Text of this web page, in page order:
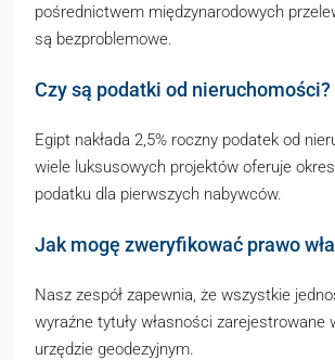
pośrednictwem międzynarodowych
są bezproblemowe.
Czy są podatki od nieruchomości?
Egipt nakłada 2,5% roczny podatek od
wiele luksusowych projektów oferuje
podatku dla pierwszych nabywców.
Jak mogę zweryfikować prawo
Nasz zespół zapewnia, że wszystkie
wyraźne tytuły własności zarejestrowane
urzędzie geodezyjnym.